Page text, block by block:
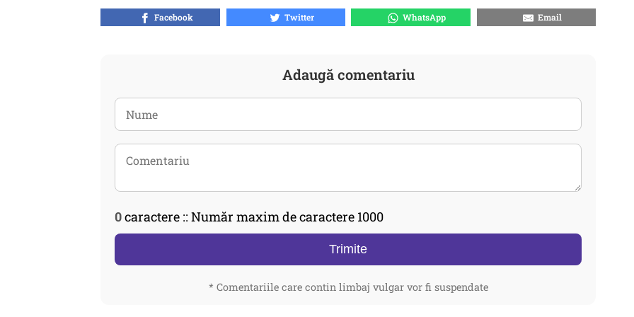
Facebook Twitter WhatsApp Email
Adaugă comentariu
0caractere :: Număr maxim de caractere 1000
Trimite
* Comentariile care contin limbaj vulgar vor fi suspendate